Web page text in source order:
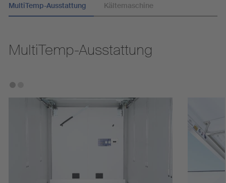
MultiTemp-Ausstattung Kältemaschine
MultiTemp-Ausstattung